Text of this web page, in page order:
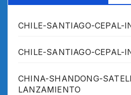
CHILE-SANTIAGO-CEPAL-
CHILE-SANTIAGO-CEPAL-
CHINA-SHANDONG-
LANZAMIENTO